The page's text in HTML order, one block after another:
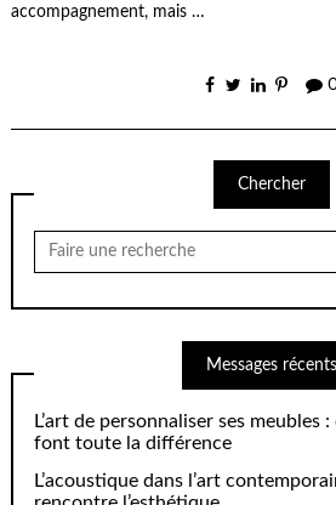
accompagnement, mais …
Chercher
Chercher
pour:
Messages récents
L’art de personnaliser ses meubles
font toute la différence
L’acoustique dans l’art